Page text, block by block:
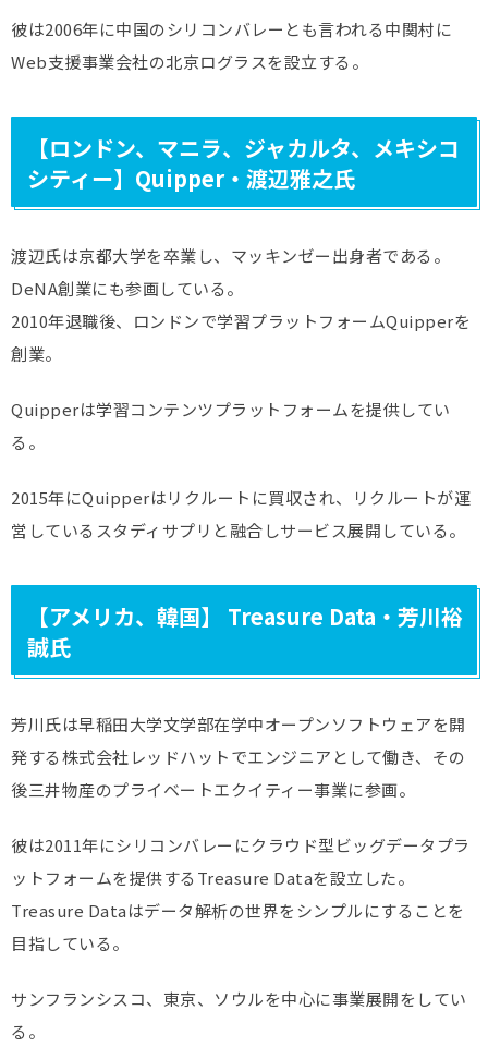
彼は2006年に中国のシリコンバレーとも言われる中関村に
Web支援事業会社の北京ログラスを設立する。
【ロンドン、マニラ、ジャカルタ、メキシコ
シティー】Quipper・渡辺雅之氏
渡辺氏は京都大学を卒業し、マッキンゼー出身者である。
DeNA創業にも参画している。
2010年退職後、ロンドンで学習プラットフォームQuipperを
創業。
Quipperは学習コンテンツプラットフォームを提供してい
る。
2015年にQuipperはリクルートに買収され、リクルートが運
営しているスタディサプリと融合しサービス展開している。
【アメリカ、韓国】 Treasure Data・芳川裕
誠氏
芳川氏は早稲田大学文学部在学中オープンソフトウェアを開
発する株式会社レッドハットでエンジニアとして働き、その
後三井物産のプライベートエクイティー事業に参画。
彼は2011年にシリコンバレーにクラウド型ビッグデータプラ
ットフォームを提供するTreasure Dataを設立した。
Treasure Dataはデータ解析の世界をシンプルにすることを
目指している。
サンフランシスコ、東京、ソウルを中心に事業展開をしてい
る。